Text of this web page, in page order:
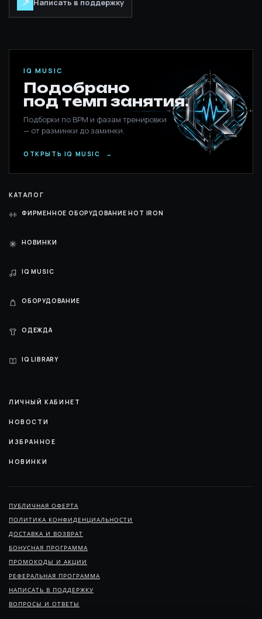
IQ MUSIC
Подобрано
под темп занятия.
Подборки по BPM и фазам тренировки
— от разминки до заминки.
ОТКРЫТЬ IQ MUSIC →
КАТАЛОГ
ФИРМЕННОЕ ОБОРУДОВАНИЕ HOT IRON
НОВИНКИ
IQ MUSIC
ОБОРУДОВАНИЕ
ОДЕЖДА
IQ LIBRARY
ЛИЧНЫЙ КАБИНЕТ
НОВОСТИ
ИЗБРАННОЕ
НОВИНКИ
ПУБЛИЧНАЯ ОФЕРТА
ПОЛИТИКА КОНФИДЕНЦИАЛЬНОСТИ
ДОСТАВКА И ВОЗВРАТ
БОНУСНАЯ ПРОГРАММА
ПРОМОКОДЫ И АКЦИИ
РЕФЕРАЛЬНАЯ ПРОГРАММА
НАПИСАТЬ В ПОДДЕРЖКУ
ВОПРОСЫ И ОТВЕТЫ